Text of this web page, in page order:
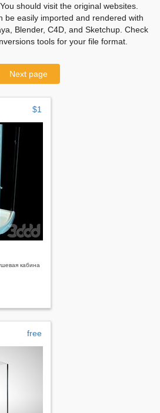
should visit the original websites.
be easily imported and rendered with
Blender, C4D, and Sketchup. Check
tools for your file format.
Next page
$1
кабина
free